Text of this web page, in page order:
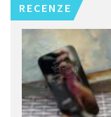
RECENZE